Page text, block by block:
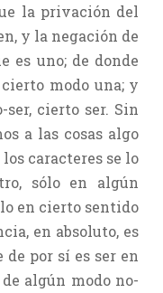
la privación del
y la negación de
es uno; de donde
modo una; y
cierto ser. Sin
a las cosas algo
caracteres se lo
sólo en algún
en cierto sentido
en absoluto, es
de por sí es ser en
algún modo no-